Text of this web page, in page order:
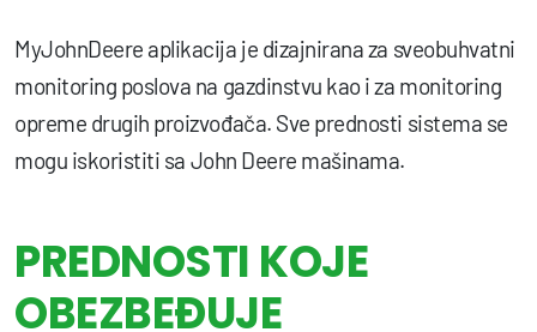
MyJohnDeere aplikacija je dizajnirana za sveobuhvatni
monitoring poslova na gazdinstvu kao i za monitoring
opreme drugih proizvođača. Sve prednosti sistema se
mogu iskoristiti sa John Deere mašinama.
PREDNOSTI KOJE
OBEZBEĐUJE